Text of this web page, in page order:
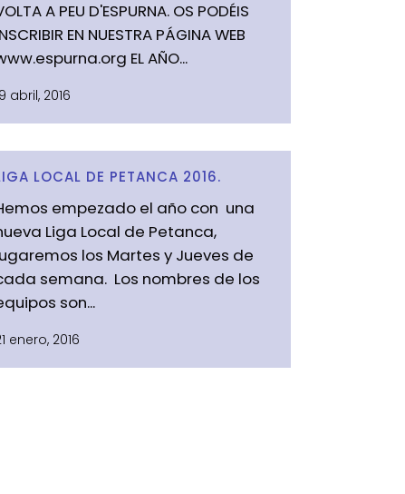
A PEU D'ESPURNA. OS PODÉIS
EN NUESTRA PÁGINA WEB
EL AÑO...
abril, 2016
LOCAL DE PETANCA 2016.
empezado el año con una
Liga Local de Petanca,
los Martes y Jueves de
semana. Los nombres de los
son...
enero, 2016